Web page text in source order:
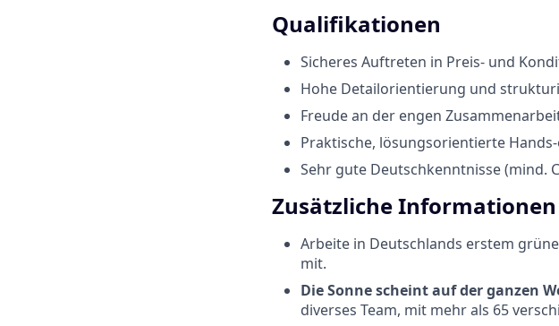
Qualifikationen
Sicheres Auftreten in Preis- und
Hohe Detailorientierung und
Freude an der engen
Praktische, lösungsorientierte
Sehr gute Deutschkenntnisse (mind.
Zusätzliche Informationen
Arbeite in Deutschlands erstem
mit.
Die Sonne scheint auf der ganzen
diverses Team, mit mehr als 65